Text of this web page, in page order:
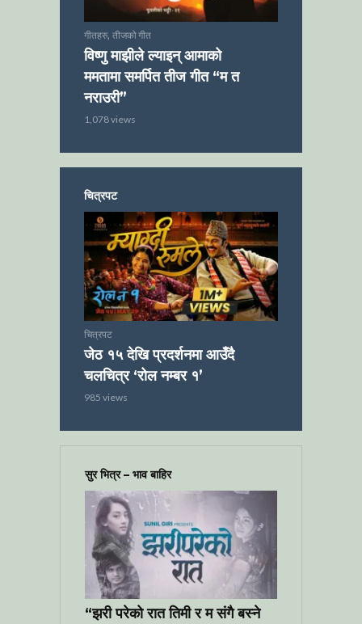
गीतहरु, तीजको गीत
विष्णु माझीले ल्याइन् आमाको
ममतामा समर्पित तीज गीत “म त
नराउरी”
1,078 views
चित्रपट
चित्रपट
जेठ १५ देखि प्रदर्शनमा आउँदै
चलचित्र ‘रोल नम्बर १’
985 views
सुर भित्र – भाव बाहिर
“झरी परेको रात तिमी र म संगै बस्ने